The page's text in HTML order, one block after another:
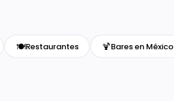
🍽️Restaurantes 🍹Bares en México